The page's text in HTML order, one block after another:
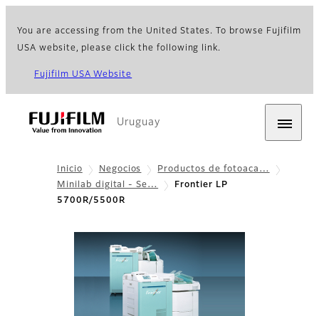
You are accessing from the United States. To browse Fujifilm
USA website, please click the following link.
Fujifilm USA Website
Uruguay
Inicio Negocios
Productos de fotoaca…
Minilab digital - Se…
Frontier LP
5700R/5500R